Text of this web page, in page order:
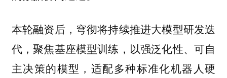
本轮融资后，穹彻将持续推进大模型研发迭
代，聚焦基座模型训练，以强泛化性、可自
主决策的模型，适配多种标准化机器人硬